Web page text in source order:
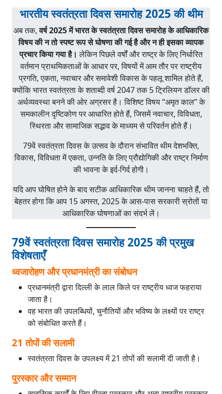
भारतीय स्वतंत्रता दिवस समारोह 2025 की थीम
अब तक,वर्ष 2025 में भारत के स्वतंत्रता दिवस समारोह के आधिकारिक
विषय की न तो स्पष्ट रूप से घोषणा की गई है और न ही इसका व्यापक
प्रचार किया गया है। लेकिन पिछले वर्षों और राष्ट्र के लिए निर्धारित
वर्तमान प्राथमिकताओं के आधार पर, विषयों में आम तौर पर राष्ट्रीय
प्रगति, एकता, नवाचार और समावेशी विकास के पहलू शामिल होते हैं,
क्योंकि भारत स्वतंत्रता के शताब्दी वर्ष 2047 तक 5 ट्रिलियन डॉलर की
अर्थव्यवस्था बनने की ओर अग्रसर है। विशिष्ट विषय “अमृत काल” के
समकालीन दृष्टिकोण पर आधारित होते हैं, जिसमें नवाचार, विविधता,
स्थिरता और सामाजिक सद्भाव के माध्यम से परिवर्तन होते हैं।
79वें स्वतंत्रता दिवस के उत्सव के दौरान संभावित थीम देशभक्ति,
विकास, विविधता में एकता, उन्नति के लिए प्रौद्योगिकी और राष्ट्र निर्माण
की भावना के इर्द-गिर्द होगी।
यदि आप घोषित होने के बाद सटीक आधिकारिक थीम जानना चाहते हैं, तो
बेहतर होगा कि आप 15 अगस्त, 2025 के आस-पास सरकारी स्रोतों या
आधिकारिक घोषणाओं का संदर्भ लें।
79वें स्वतंत्रता दिवस समारोह 2025 की प्रमुख
विशेषताएँ
ध्वजारोहण और प्रधानमंत्री का संबोधन
प्रधानमंत्री द्वारा दिल्ली के लाल किले पर राष्ट्रीय ध्वज फहराया
जाता है।
वह भारत की उपलब्धियों, चुनौतियों और भविष्य के लक्ष्यों पर राष्ट्र
को संबोधित करते हैं।
21 तोपों की सलामी
स्वतंत्रता दिवस के उपलक्ष्य में 21 तोपों की सलामी दी जाती है।
पुरस्कार और सम्मान